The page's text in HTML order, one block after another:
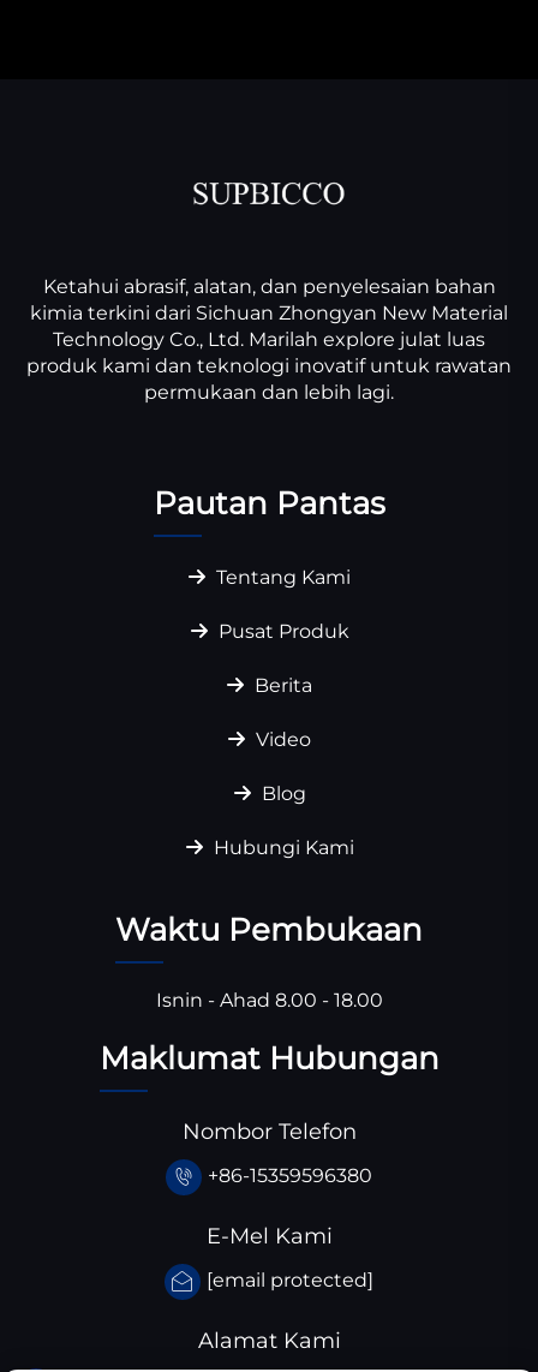
Ketahui abrasif, alatan, dan penyelesaian bahan
kimia terkini dari Sichuan Zhongyan New Material
Technology Co., Ltd. Marilah explore julat luas
produk kami dan teknologi inovatif untuk rawatan
permukaan dan lebih lagi.
Pautan Pantas
Tentang Kami
Pusat Produk
Berita
Video
Blog
Hubungi Kami
Waktu Pembukaan
Isnin - Ahad 8.00 - 18.00
Maklumat Hubungan
Nombor Telefon
+86-15359596380
E-Mel Kami
[email protected]
Alamat Kami